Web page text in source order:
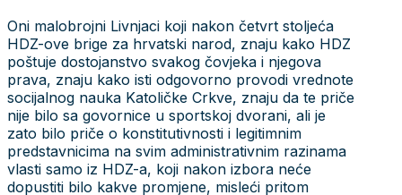
Oni malobrojni Livnjaci koji nakon četvrt stoljeća
HDZ-ove brige za hrvatski narod, znaju kako HDZ
poštuje dostojanstvo svakog čovjeka i njegova
prava, znaju kako isti odgovorno provodi vrednote
socijalnog nauka Katoličke Crkve, znaju da te priče
nije bilo sa govornice u sportskoj dvorani, ali je
zato bilo priče o konstitutivnosti i legitimnim
predstavnicima na svim administrativnim razinama
vlasti samo iz HDZ-a, koji nakon izbora neće
dopustiti bilo kakve promjene, misleći pritom